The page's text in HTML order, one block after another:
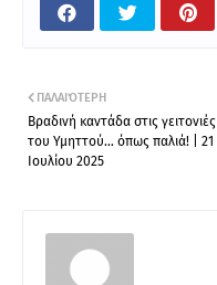
ΠΑΛΑΙΌΤΕΡΗ
Βραδινή καντάδα στις γειτονιές
του Υμηττού… όπως παλιά! | 21
Ιουλίου 2025